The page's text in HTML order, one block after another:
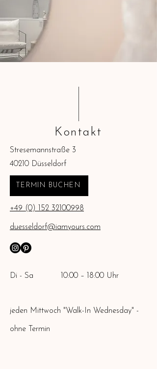
Kontakt
Stresemannstraße 3
40210 Düsseldorf
TERMIN BUCHEN
+49 (0) 152 32100998
duesseldorf@iamyours.com
Di - Sa 10:00 – 18:00 Uhr
jeden Mittwoch "Walk-In Wednesday" -
ohne Termin